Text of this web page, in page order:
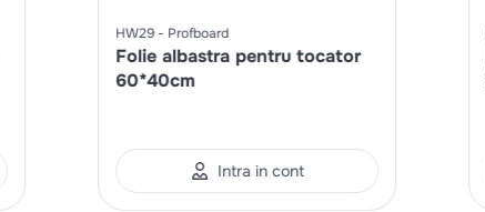
HW29 Profboard
Folie albastra pentru tocator
60*40cm
Intra in cont